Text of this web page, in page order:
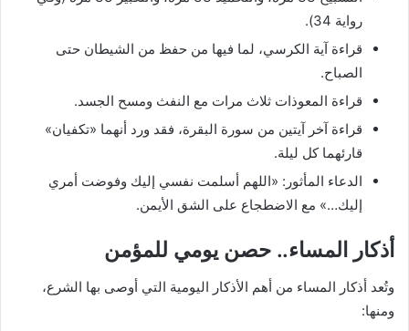
رواية 34).
قراءة آية الكرسي، لما فيها من حفظ من الشيطان حتى
الصباح.
قراءة المعوذات ثلاث مرات مع النفث ومسح الجسد.
قراءة آخر آيتين من سورة البقرة، فقد ورد أنهما «تكفيان»
قارئهما كل ليلة.
الدعاء المأثور: «اللهم أسلمت نفسي إليك وفوضت أمري
إليك…» مع الاضطجاع على الشق الأيمن.
أذكار المساء.. حصن يومي للمؤمن
وتُعد أذكار المساء من أهم الأذكار اليومية التي أوصى بها الشرع،
ومنها: